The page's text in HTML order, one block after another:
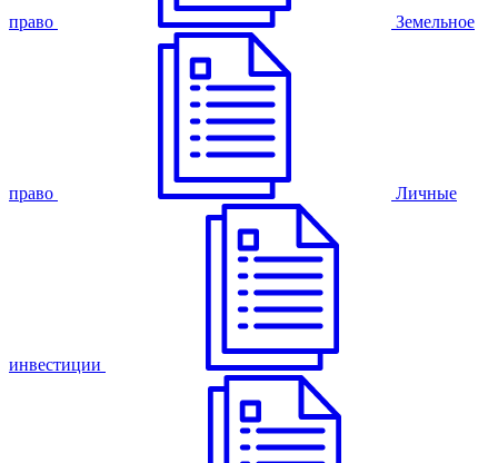
право Земельное
право Личные
инвестиции